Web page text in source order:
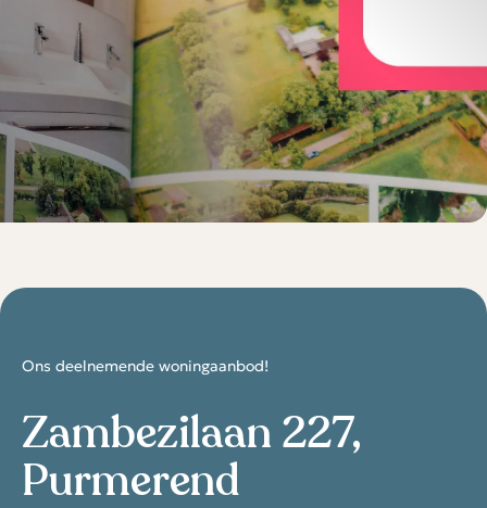
Ons deelnemende woningaanbod!
Zambezilaan 227,
Purmerend